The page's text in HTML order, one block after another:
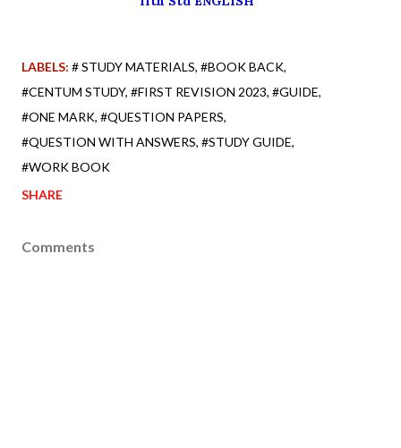
LABELS: # STUDY MATERIALS #BOOK BACK
#CENTUM STUDY #FIRST REVISION 2023 #GUIDE
#ONE MARK #QUESTION PAPERS
#QUESTION WITH ANSWERS #STUDY GUIDE
#WORK BOOK
SHARE
Comments